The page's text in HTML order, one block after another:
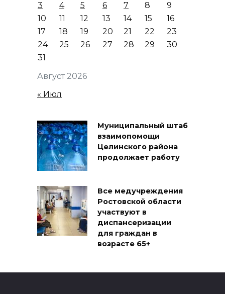
Август 2026
3
4 5 6 7 8
9
10
11 12 13 14 15
16
17
18 19 20 21 22
23
24
25 26 27 28 29
30
31
« Июл
Муниципальный штаб
взаимопомощи
Целинского района
продолжает работу
Все медучреждения
Ростовской области
участвуют в
диспансеризации
для граждан в
возрасте 65+